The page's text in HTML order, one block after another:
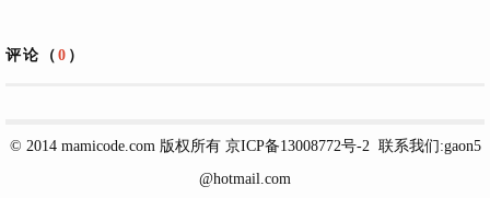
评论（ 0 ）
© 2014 mamicode.com 版权所有 京ICP备13008772号-2 联系我们:gaon5
@hotmail.com